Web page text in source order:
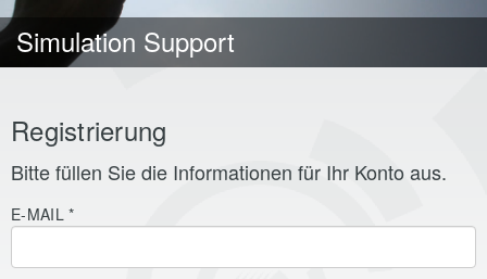
Simulation Support
Registrierung
Bitte füllen Sie die Informationen für Ihr Konto aus.
E-MAIL*